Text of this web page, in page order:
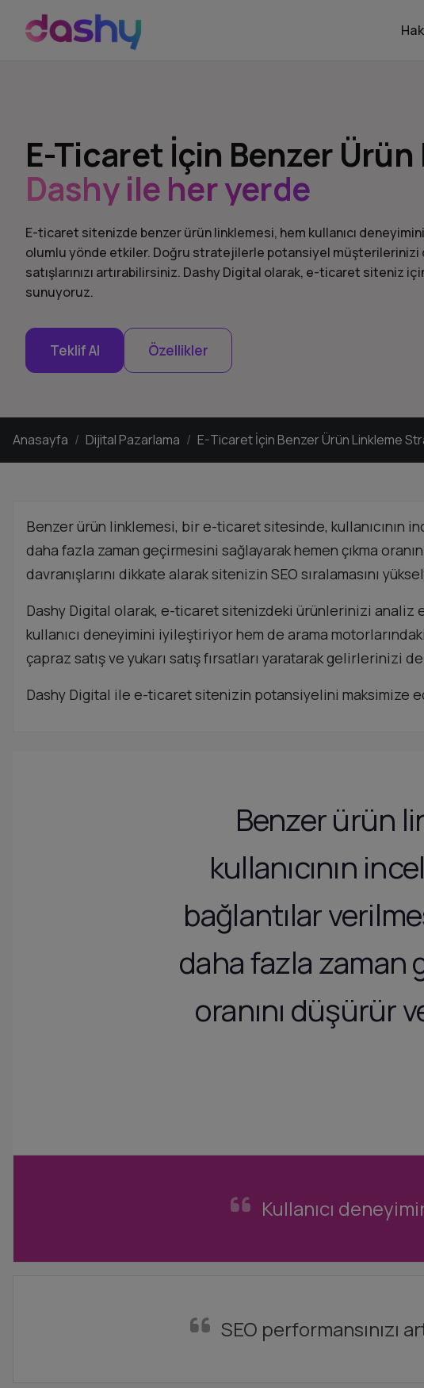
E-Ticaret İçin Benzer
Dashy ile her yerde
E-ticaret sitenizde benzer ürün linklemesi, hem kullanıcı
olumlu yönde etkiler. Doğru stratejilerle potansiyel müşterilerinizi
satışlarınızı artırabilirsiniz. Dashy Digital olarak, e-ticaret siteniz
sunuyoruz.
Teklif Al Özellikler
Anasayfa Dijital Pazarlama E-Ticaret İçin Benzer Ürün Linkleme
Benzer ürün linklemesi, bir e-ticaret sitesinde, kullanıcının
daha fazla zaman geçirmesini sağlayarak hemen çıkma
davranışlarını dikkate alarak sitenizin SEO sıralamasını
Dashy Digital olarak, e-ticaret sitenizdeki ürünlerinizi analiz
kullanıcı deneyimini iyileştiriyor hem de arama
çapraz satış ve yukarı satış fırsatları yaratarak gelirlerinizi de
Dashy Digital ile e-ticaret sitenizin potansiyelini maksimize
Benzer ürün
kullanıcının
bağlantılar
daha fazla zaman
oranını düşürür
Kullanıcı
SEO performansınızı